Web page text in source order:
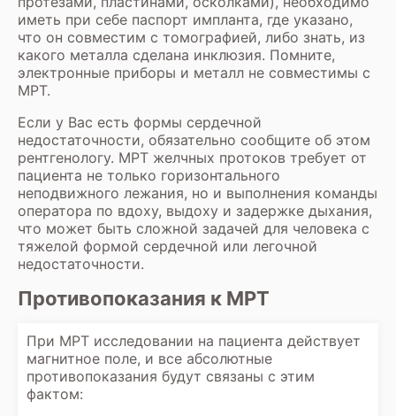
иметь при себе паспорт импланта, где указано,
что он совместим с томографией, либо знать, из
какого металла сделана инклюзия. Помните,
электронные приборы и металл не совместимы с
МРТ.
Если у Вас есть формы сердечной
недостаточности, обязательно сообщите об этом
рентгенологу. МРТ желчных протоков требует от
пациента не только горизонтального
неподвижного лежания, но и выполнения команды
оператора по вдоху, выдоху и задержке дыхания,
что может быть сложной задачей для человека с
тяжелой формой сердечной или легочной
недостаточности.
Противопоказания к МРТ
При МРТ исследовании на пациента действует
магнитное поле, и все абсолютные
противопоказания будут связаны с этим
фактом: